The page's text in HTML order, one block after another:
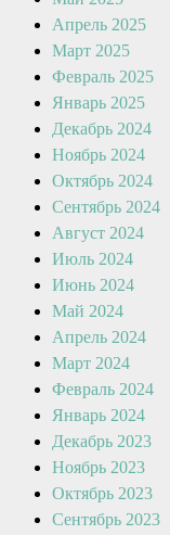
Апрель 2025
Март 2025
Февраль 2025
Январь 2025
Декабрь 2024
Ноябрь 2024
Октябрь 2024
Сентябрь 2024
Август 2024
Июль 2024
Июнь 2024
Май 2024
Апрель 2024
Март 2024
Февраль 2024
Январь 2024
Декабрь 2023
Ноябрь 2023
Октябрь 2023
Сентябрь 2023